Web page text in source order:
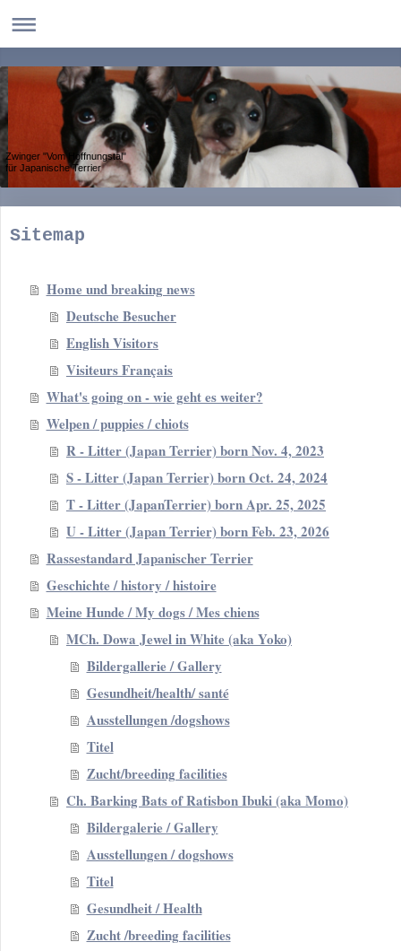
Zwinger "Vom Hoffnungstal"
für Japanische Terrier
Sitemap
Home und breaking news
Deutsche Besucher
English Visitors
Visiteurs Français
What's going on - wie geht es weiter?
Welpen / puppies / chiots
R - Litter (Japan Terrier) born Nov. 4, 2023
S - Litter (Japan Terrier) born Oct. 24, 2024
T - Litter (JapanTerrier) born Apr. 25, 2025
U - Litter (Japan Terrier) born Feb. 23, 2026
Rassestandard Japanischer Terrier
Geschichte / history / histoire
Meine Hunde / My dogs / Mes chiens
MCh. Dowa Jewel in White (aka Yoko)
Bildergallerie / Gallery
Gesundheit/health/ santé
Ausstellungen /dogshows
Titel
Zucht/breeding facilities
Ch. Barking Bats of Ratisbon Ibuki (aka Momo)
Bildergalerie / Gallery
Ausstellungen / dogshows
Titel
Gesundheit / Health
Zucht /breeding facilities